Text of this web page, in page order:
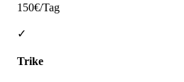
150€/Tag
✓
Trike